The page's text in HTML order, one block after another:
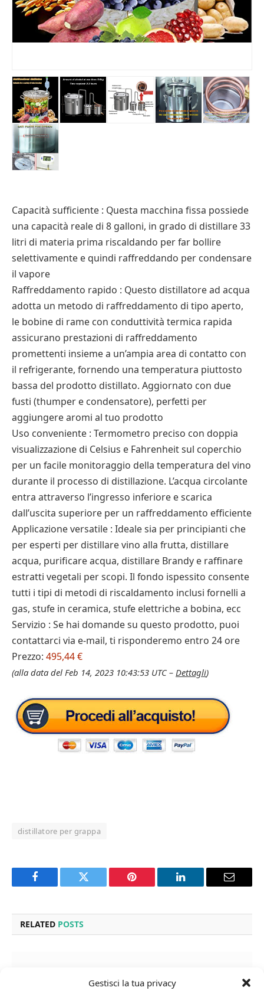
Gestisci la tua privacy
Capacità sufficiente : Questa macchina fissa possiede
una capacità reale di 8 galloni, in grado di distillare 33
litri di materia prima riscaldando per far bollire
selettivamente e quindi raffreddando per condensare
il vapore
Raffreddamento rapido : Questo distillatore ad acqua
adotta un metodo di raffreddamento di tipo aperto,
le bobine di rame con conduttività termica rapida
assicurano prestazioni di raffreddamento
promettenti insieme a un’ampia area di contatto con
il refrigerante, fornendo una temperatura piuttosto
bassa del prodotto distillato. Aggiornato con due
fusti (thumper e condensatore), perfetti per
aggiungere aromi al tuo prodotto
Uso conveniente : Termometro preciso con doppia
visualizzazione di Celsius e Fahrenheit sul coperchio
per un facile monitoraggio della temperatura del vino
durante il processo di distillazione. L’acqua circolante
entra attraverso l’ingresso inferiore e scarica
dall’uscita superiore per un raffreddamento efficiente
Applicazione versatile : Ideale sia per principianti che
per esperti per distillare vino alla frutta, distillare
acqua, purificare acqua, distillare Brandy e raffinare
estratti vegetali per scopi. Il fondo ispessito consente
tutti i tipi di metodi di riscaldamento inclusi fornelli a
gas, stufe in ceramica, stufe elettriche a bobina, ecc
Servizio : Se hai domande su questo prodotto, puoi
contattarci via e-mail, ti risponderemo entro 24 ore
Prezzo: 495,44 €
(alla data del Feb 14, 2023 10:43:53 UTC – Dettagli)
distillatore per grappa
Facebook Twitter Pinterest LinkedIn Email
RELATED POSTS